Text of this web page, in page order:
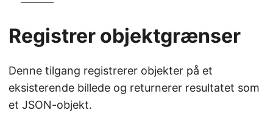
Registrer objektgrænser
Denne tilgang registrerer objekter på et
eksisterende billede og returnerer resultatet som
et JSON-objekt.